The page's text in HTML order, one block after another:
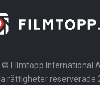
© Filmtopp International
rättigheter reserverade